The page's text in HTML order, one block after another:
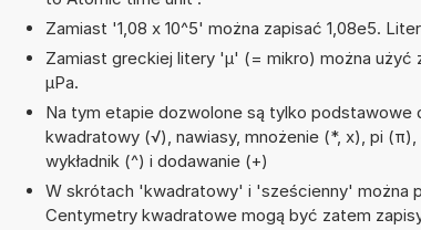
Zamiast '1,08 x 10^5' można zapisać 1,08e5.
Zamiast greckiej litery 'µ' (= mikro) można użyć
µPa.
Na tym etapie dozwolone są tylko podstawowe
kwadratowy (√), nawiasy, mnożenie (*, x), pi
wykładnik (^) i dodawanie (+)
W skrótach 'kwadratowy' i 'sześcienny' można
Centymetry kwadratowe mogą być zatem